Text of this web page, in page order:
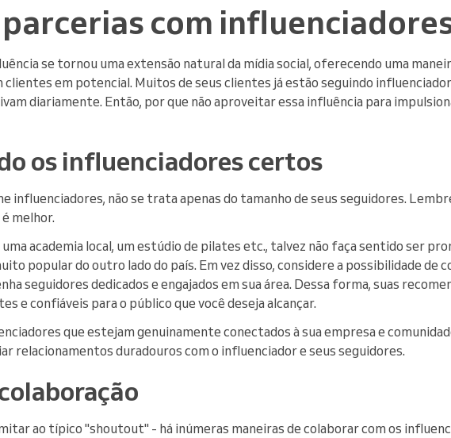
parcerias com
se tornou uma extensão natural da mídia social, oferecendo uma
clientes em potencial. Muitos de seus clientes já estão seguindo
diariamente. Então, por que não aproveitar essa influência para
os influenciadores certos
influenciadores, não se trata apenas do tamanho de seus seguidores.
melhor.
academia local, um estúdio de pilates etc., talvez não faça sentido ser
popular do outro lado do país. Em vez disso, considere a possibilidade de
seguidores dedicados e engajados em sua área. Dessa forma, suas
e confiáveis para o público que você deseja alcançar.
que estejam genuinamente conectados à sua empresa e
relacionamentos duradouros com o influenciador e seus seguidores.
ao típico "shoutout" - há inúmeras maneiras de colaborar com os